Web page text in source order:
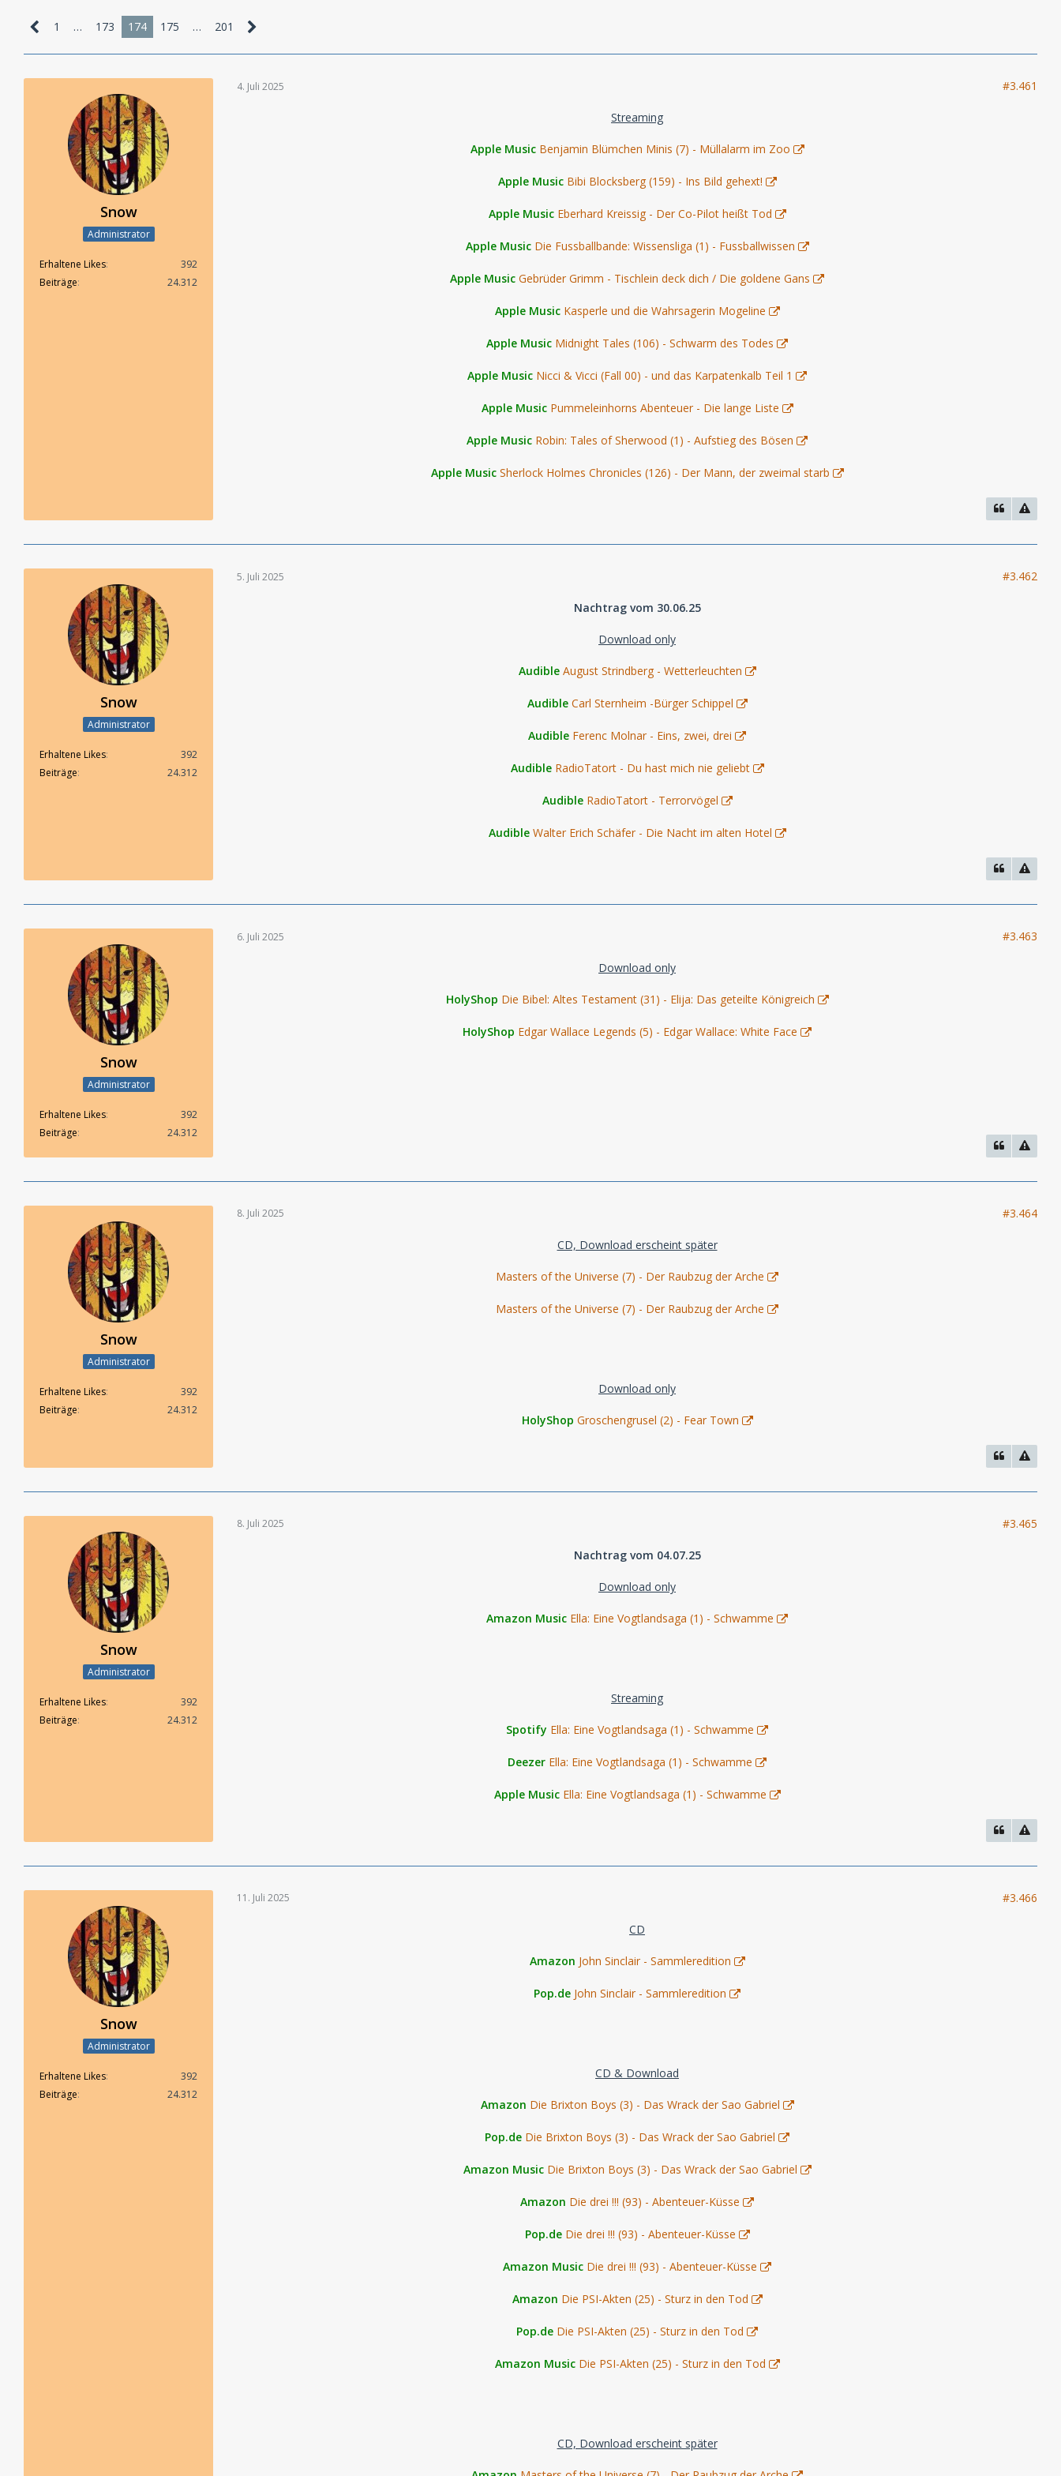
1 … 173 174 175 … 201
Snow
Administrator
Erhaltene Likes
392
Beiträge
24.312
4. Juli 2025 #3.461
Streaming
Apple Music Benjamin Blümchen Minis (7) - Müllalarm im Zoo
Apple Music Bibi Blocksberg (159) - Ins Bild gehext!
Apple Music Eberhard Kreissig - Der Co-Pilot heißt Tod
Apple Music Die Fussballbande: Wissensliga (1) - Fussballwissen
Apple Music Gebrüder Grimm - Tischlein deck dich / Die goldene Gans
Apple Music Kasperle und die Wahrsagerin Mogeline
Apple Music Midnight Tales (106) - Schwarm des Todes
Apple Music Nicci & Vicci (Fall 00) - und das Karpatenkalb Teil 1
Apple Music Pummeleinhorns Abenteuer - Die lange Liste
Apple Music Robin: Tales of Sherwood (1) - Aufstieg des Bösen
Apple Music Sherlock Holmes Chronicles (126) - Der Mann, der zweimal starb
Snow
Administrator
Erhaltene Likes
392
Beiträge
24.312
5. Juli 2025 #3.462
Nachtrag vom 30.06.25
Download only
Audible August Strindberg - Wetterleuchten
Audible Carl Sternheim -Bürger Schippel
Audible Ferenc Molnar - Eins, zwei, drei
Audible RadioTatort - Du hast mich nie geliebt
Audible RadioTatort - Terrorvögel
Audible Walter Erich Schäfer - Die Nacht im alten Hotel
Snow
Administrator
Erhaltene Likes
392
Beiträge
24.312
6. Juli 2025 #3.463
Download only
HolyShop Die Bibel: Altes Testament (31) - Elija: Das geteilte Königreich
HolyShop Edgar Wallace Legends (5) - Edgar Wallace: White Face
Snow
Administrator
Erhaltene Likes
392
Beiträge
24.312
8. Juli 2025 #3.464
CD, Download erscheint später
Masters of the Universe (7) - Der Raubzug der Arche
Masters of the Universe (7) - Der Raubzug der Arche
Download only
HolyShop Groschengrusel (2) - Fear Town
Snow
Administrator
Erhaltene Likes
392
Beiträge
24.312
8. Juli 2025 #3.465
Nachtrag vom 04.07.25
Download only
Amazon Music Ella: Eine Vogtlandsaga (1) - Schwamme
Streaming
Spotify Ella: Eine Vogtlandsaga (1) - Schwamme
Deezer Ella: Eine Vogtlandsaga (1) - Schwamme
Apple Music Ella: Eine Vogtlandsaga (1) - Schwamme
Snow
Administrator
Erhaltene Likes
392
Beiträge
24.312
11. Juli 2025 #3.466
CD
Amazon John Sinclair - Sammleredition
Pop.de John Sinclair - Sammleredition
CD & Download
Amazon Die Brixton Boys (3) - Das Wrack der Sao Gabriel
Pop.de Die Brixton Boys (3) - Das Wrack der Sao Gabriel
Amazon Music Die Brixton Boys (3) - Das Wrack der Sao Gabriel
Amazon Die drei !!! (93) - Abenteuer-Küsse
Pop.de Die drei !!! (93) - Abenteuer-Küsse
Amazon Music Die drei !!! (93) - Abenteuer-Küsse
Amazon Die PSI-Akten (25) - Sturz in den Tod
Pop.de Die PSI-Akten (25) - Sturz in den Tod
Amazon Music Die PSI-Akten (25) - Sturz in den Tod
CD, Download erscheint später